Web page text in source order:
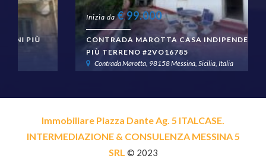
Inizia da 99.000
CONTRADA MAROTTA CASA INDIPENDENTE 3 VANI
PIÙ TERRENO #2VO16785
Contrada Marotta, 98158 Messina, Sicilia, Italia
Immobiliare Piazza Dante Ag. 5 ITALCASE.
INTERMEDIAZIONE & CONSULENZA MESSINA 5
SRL © 2023